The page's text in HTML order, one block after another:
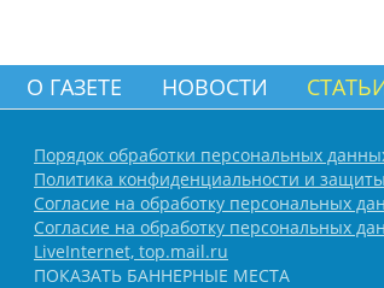
О ГАЗЕТЕ НОВОСТИ
Порядок обработки персональных
Политика конфиденциальности и
Согласие на обработку персональных
Согласие на обработку персональных
LiveInternet, top.mail.ru
ПОКАЗАТЬ БАННЕРНЫЕ МЕСТА